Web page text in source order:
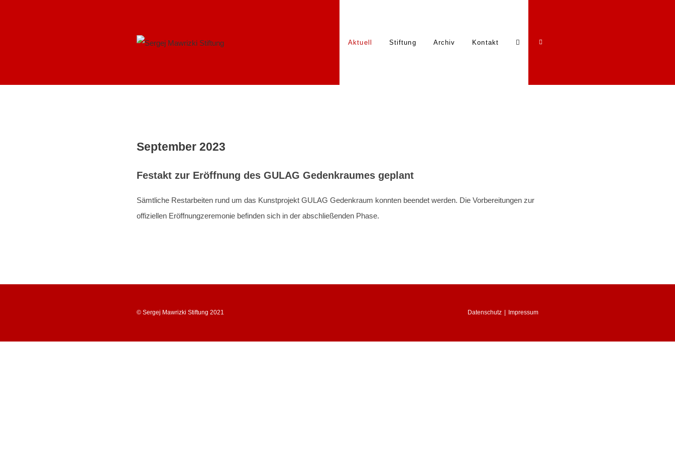
Aktuell Stiftung Archiv Kontakt
September 2023
Festakt zur Eröffnung des GULAG Gedenkraumes geplant
Sämtliche Restarbeiten rund um das Kunstprojekt GULAG Gedenkraum konnten beendet werden. Die Vorbereitungen zur
offiziellen Eröffnungzeremonie befinden sich in der abschließenden Phase.
Datenschutz Impressum
© Sergej Mawrizki Stiftung 2021